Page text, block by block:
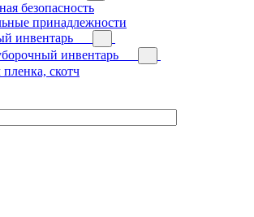
безопасность
принадлежности
инвентарь
инвентарь
пленка, скотч